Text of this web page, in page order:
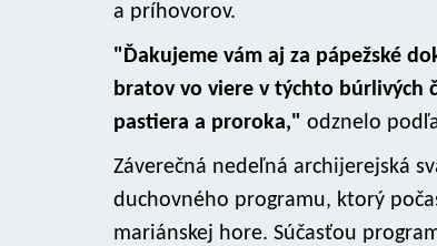
a príhovorov.
"Ďakujeme vám aj za pápežské
bratov vo viere v týchto búrlivých
pastiera a proroka," odznelo
Záverečná nedeľná archijerejská
duchovného programu, ktorý
mariánskej hore. Súčasťou